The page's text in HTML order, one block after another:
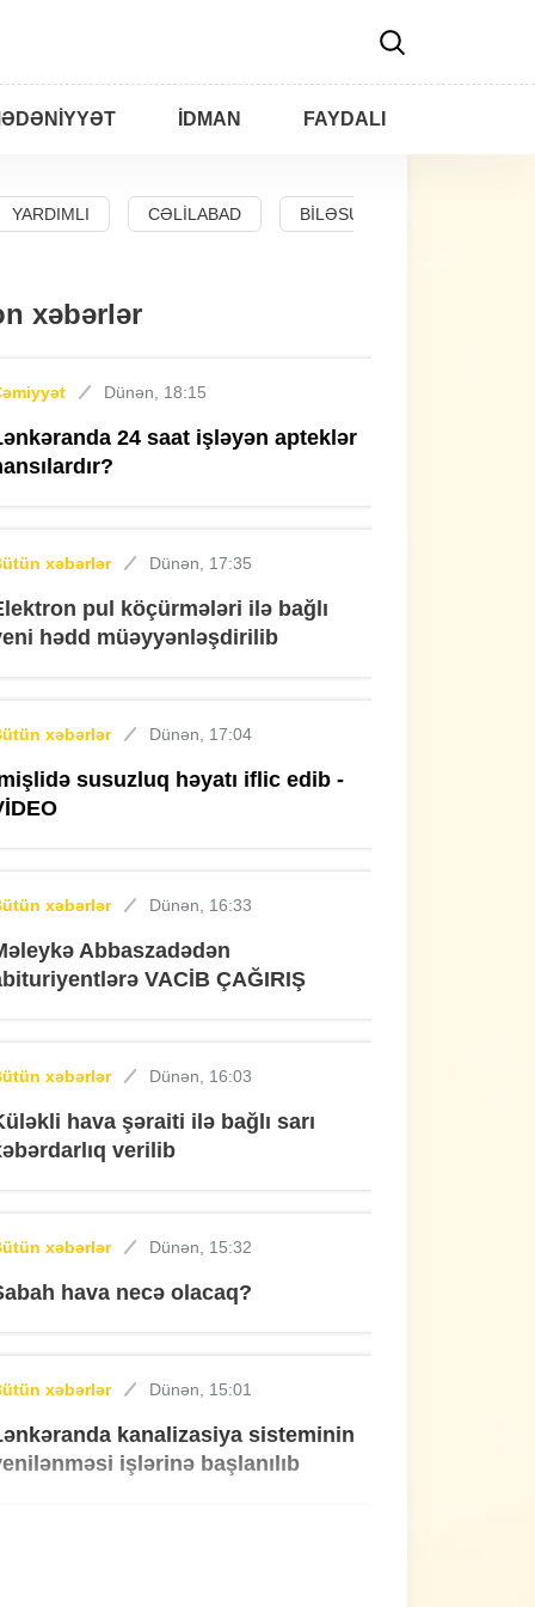
İDMAN FAYDALI
YARDIMLI CƏLILABAD BILƏSUVAR
xəbərlər
Dünən, 18:15
24 saat işləyən apteklər
xəbərlər Dünən, 17:35
pul köçürmələri ilə bağlı
hədd müəyyənləşdirilib
xəbərlər Dünən, 17:04
susuzluq həyatı iflic edib -
xəbərlər Dünən, 16:33
Abbaszadədən
VACİB ÇAĞIRIŞ
xəbərlər Dünən, 16:03
hava şəraiti ilə bağlı sarı
verilib
xəbərlər Dünən, 15:32
hava necə olacaq?
xəbərlər Dünən, 15:01
kanalizasiya sisteminin
işlərinə başlanılıb